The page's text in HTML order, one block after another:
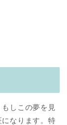
しこの夢を見
なります。特